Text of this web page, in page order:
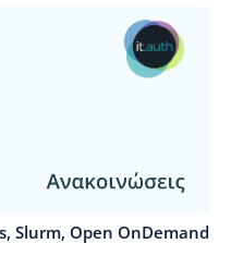
Slurm, Open OnDemand